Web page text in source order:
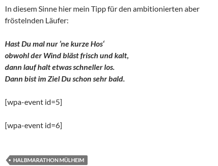
In diesem Sinne hier mein Tipp für den ambitionierten aber
fröstelnden Läufer:
Hast Du mal nur ’ne kurze Hos‘
obwohl der Wind bläst frisch und kalt,
dann lauf halt etwas schneller los.
Dann bist im Ziel Du schon sehr bald.
[wpa-event id=5]
[wpa-event id=6]
HALBMARATHON MÜLHEIM